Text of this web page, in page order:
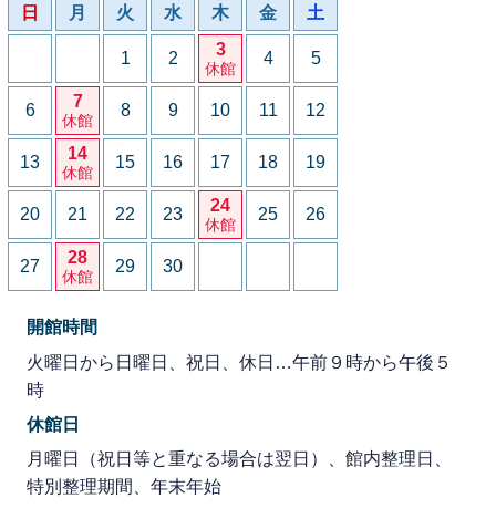
日 月 火 水 木 金 土
1 2 3
休館
4 5
6 7
休館
8 9 10 11 12
13 14
休館
15 16 17 18 19
20 21 22 23 24
休館
25 26
27 28
休館
29 30
開館時間
火曜日から日曜日、祝日、休日…午前９時から午後５
時
休館日
月曜日（祝日等と重なる場合は翌日）、館内整理日、
特別整理期間、年末年始